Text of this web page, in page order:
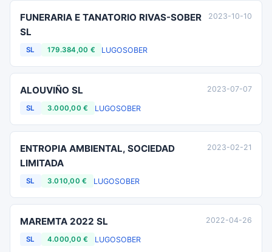
FUNERARIA E TANATORIO RIVAS-SOBER
SL
SL 179.384,00 € LUGOSOBER
2023-10-10
ALOUVIÑO SL
SL 3.000,00 € LUGOSOBER
2023-07-07
ENTROPIA AMBIENTAL, SOCIEDAD
LIMITADA
SL 3.010,00 € LUGOSOBER
2023-02-21
MAREMTA 2022 SL
SL 4.000,00 € LUGOSOBER
2022-04-26